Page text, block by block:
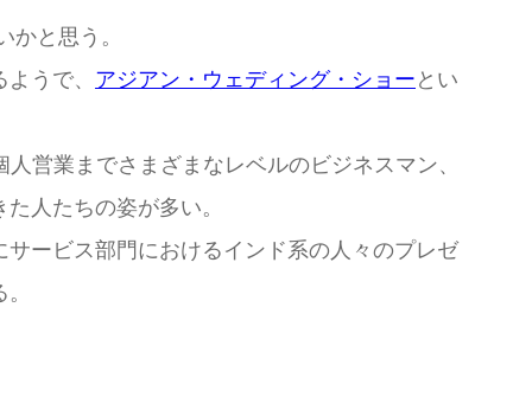
と思う。
うで、 アジアン・ウェディング・ショー とい
営業までさまざまなレベルのビジネスマン、
人たちの姿が多い。
ービス部門におけるインド系の人々のプレゼ